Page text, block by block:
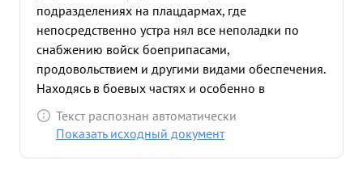
подразделениях на плацдармах, где
непосредственно устра нял все неполадки по
снабжению войск боеприпасами,
продовольствием и другими видами обеспечения.
Находясь в боевых частях и особенно в
артиллери ских и саперных т. ПАНАЙОТОВ под
вражеским обстрелом провел исключительно
Текст распознан автоматически
Показать исходный документ